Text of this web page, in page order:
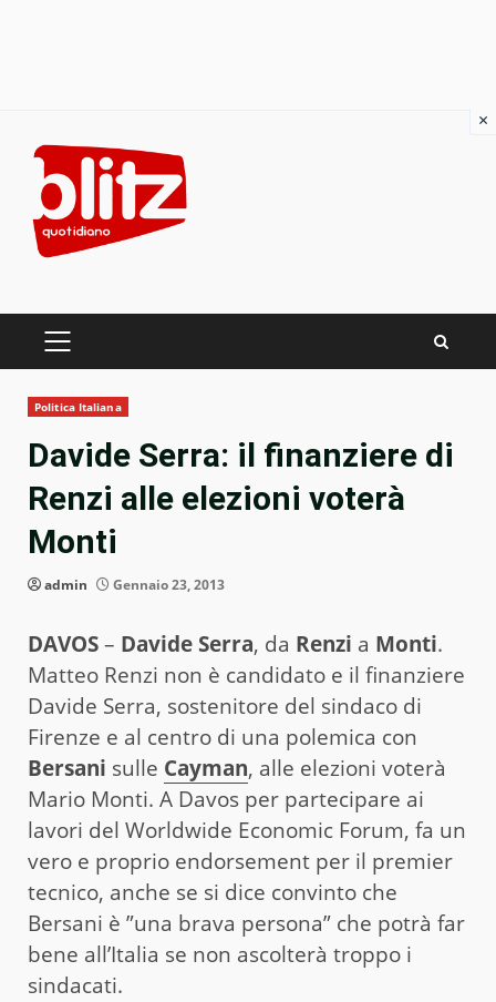
content
PRIMARY
Politica Italiana
Davide Serra: il finanziere di
Renzi alle elezioni voterà
Monti
admin Gennaio 23, 2013
DAVOS– Davide Serra, da Renzi a Monti.
Matteo Renzi non è candidato e il finanziere
Davide Serra, sostenitore del sindaco di
Firenze e al centro di una polemica con
Bersani sulle Cayman, alle elezioni voterà
Mario Monti. A Davos per partecipare ai
lavori del Worldwide Economic Forum, fa un
vero e proprio endorsement per il premier
tecnico, anche se si dice convinto che
Bersani è ”una brava persona” che potrà far
bene all’Italia se non ascolterà troppo i
sindacati.
×